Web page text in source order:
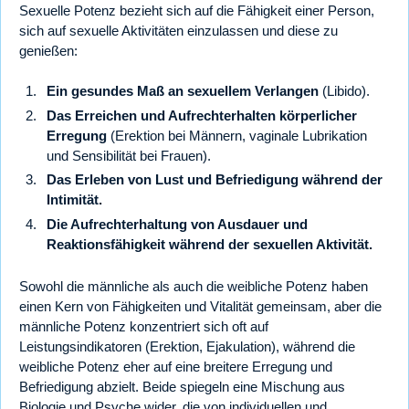
Sexuelle Potenz bezieht sich auf die Fähigkeit einer Person,
sich auf sexuelle Aktivitäten einzulassen und diese zu
genießen:
Ein gesundes Maß an sexuellem Verlangen (Libido).
Das Erreichen und Aufrechterhalten körperlicher
Erregung (Erektion bei Männern, vaginale Lubrikation
und Sensibilität bei Frauen).
Das Erleben von Lust und Befriedigung während der
Intimität.
Die Aufrechterhaltung von Ausdauer und
Reaktionsfähigkeit während der sexuellen Aktivität.
Sowohl die männliche als auch die weibliche Potenz haben
einen Kern von Fähigkeiten und Vitalität gemeinsam, aber die
männliche Potenz konzentriert sich oft auf
Leistungsindikatoren (Erektion, Ejakulation), während die
weibliche Potenz eher auf eine breitere Erregung und
Befriedigung abzielt. Beide spiegeln eine Mischung aus